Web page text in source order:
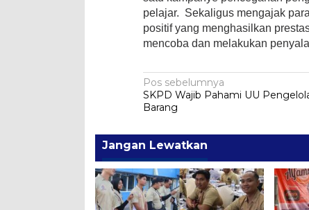
pelajar. Sekaligus mengajak
positif yang menghasilkan
mencoba dan melakukan
Navigasi
pos
Pos sebelumnya
SKPD Wajib Pahami UU
Barang
Jangan Lewatkan